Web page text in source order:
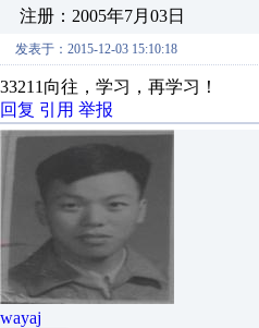
注册：2005年7月03日
发表于：2015-12-03 15:10:18
33211向往，学习，再学习！
回复 引用 举报
wayaj